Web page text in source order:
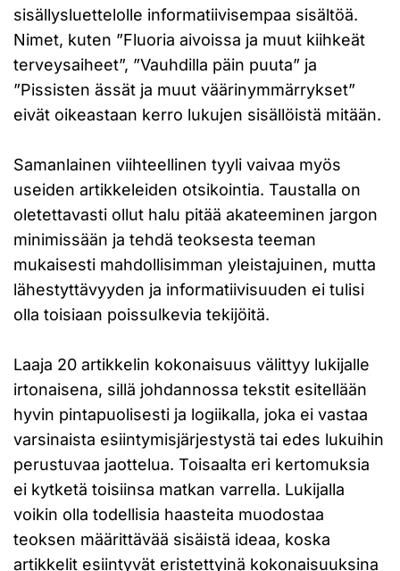
sisällysluettelolle informatiivisempaa sisältöä.
Nimet, kuten ”Fluoria aivoissa ja muut kiihkeät
terveysaiheet”, ”Vauhdilla päin puuta” ja
”Pissisten ässät ja muut väärinymmärrykset”
eivät oikeastaan kerro lukujen sisällöistä mitään.
Samanlainen viihteellinen tyyli vaivaa myös
useiden artikkeleiden otsikointia. Taustalla on
oletettavasti ollut halu pitää akateeminen jargon
minimissään ja tehdä teoksesta teeman
mukaisesti mahdollisimman yleistajuinen, mutta
lähestyttävyyden ja informatiivisuuden ei tulisi
olla toisiaan poissulkevia tekijöitä.
Laaja 20 artikkelin kokonaisuus välittyy lukijalle
irtonaisena, sillä johdannossa tekstit esitellään
hyvin pintapuolisesti ja logiikalla, joka ei vastaa
varsinaista esiintymisjärjestystä tai edes lukuihin
perustuvaa jaottelua. Toisaalta eri kertomuksia
ei kytketä toisiinsa matkan varrella. Lukijalla
voikin olla todellisia haasteita muodostaa
teoksen määrittävää sisäistä ideaa, koska
artikkelit esiintyvät eristettyinä kokonaisuuksina